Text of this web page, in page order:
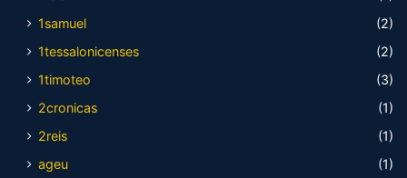
1samuel
(2)
1tessalonicenses
(2)
1timoteo
(3)
2cronicas
(1)
2reis
(1)
ageu
(1)